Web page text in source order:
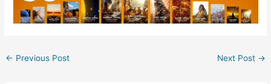
← Previous Post Next Post →